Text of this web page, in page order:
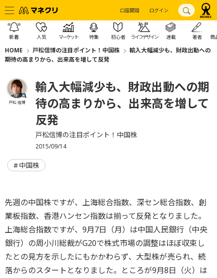
口座開設 ログイン
新着 人気 マーケット 特集 初心者 ライフデザイン 連載 著者 商
HOME 戸松信博の注目ポイント！中国株
輸入大幅減少も、財政出動への
期待の高まりから、出来高を増して反発
戸松 信博
輸入大幅減少も、財政出動への期
待の高まりから、出来高を増して
反発
戸松信博の注目ポイント！中国株
2015/09/14
中国株
先週の中国株ですが、上海総合指数、深セン総合指数、創
業板指数、香港ハンセン指数は揃って反発となりました。
上海総合指数ですが、9月7日（月）は中国人民銀行（中央
銀行）の周小川総裁がG20で株式市場の調整はほぼ収束し
たとの見方を示したにもかかわらず、大型株が売られ、続
落からのスタートとなりました。ところが9月8日（火）は